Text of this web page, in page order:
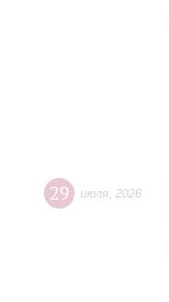
29 июля 2026